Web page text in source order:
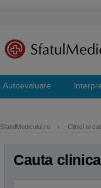
Autoevaluare
SfatulMedicului.ro › Clinici si
Cauta